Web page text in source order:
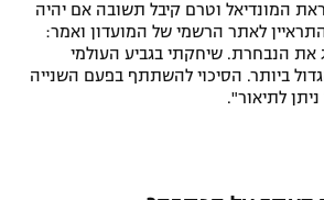
המונדיאל וטרם קיבל תשובה אם יהיה
לאתר הרשמי של המועדון ואמר:
את הנבחרת. שיחקתי בגביע העולמי
הגדול ביותר. הסיכוי להשתתף בפעם השנייה
לתיאור".